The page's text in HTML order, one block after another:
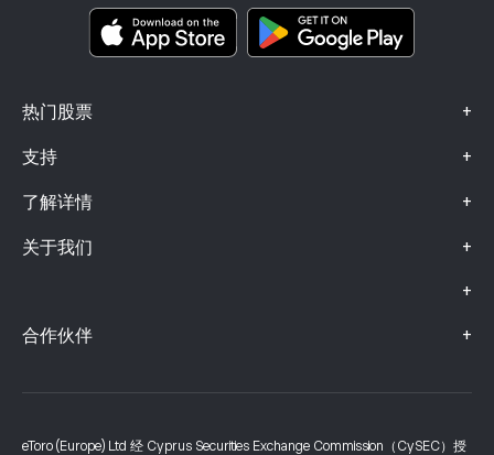
热门股票 +
支持 +
了解详情 +
关于我们 +
+
投诉信息（FCA 客户）
合作伙伴 +
eToro (Europe) Ltd 经 Cyprus Securities Exchange Commission（CySEC）授